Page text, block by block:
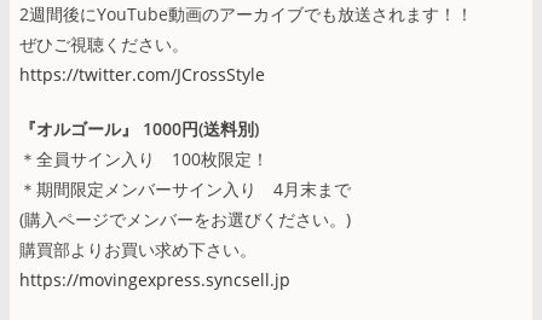
2週間後にYouTube動画のアーカイブでも放送されます！！
ぜひご視聴ください。
https://twitter.com/JCrossStyle
『オルゴール』 1000円(送料別)
＊全員サイン入り 100枚限定！
＊期間限定メンバーサイン入り 4月末まで
(購入ページでメンバーをお選びください。)
購買部よりお買い求め下さい。
https://movingexpress.syncsell.jp